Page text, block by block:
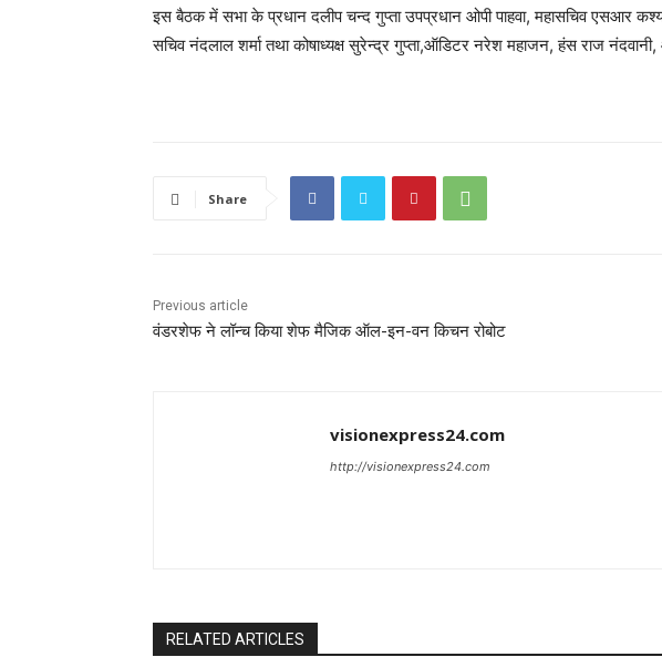
इस बैठक में सभा के प्रधान दलीप चन्द गुप्ता उपप्रधान ओपी पाहवा, महासचिव एसआर
सचिव नंदलाल शर्मा तथा कोषाध्यक्ष सुरेन्द्र गुप्ता,ऑडिटर नरेश महाजन, हंस राज
Share
Previous article
वंडरशेफ ने लॉन्च किया शेफ मैजिक ऑल-इन-वन किचन रोबोट
visionexpress24.com
http://visionexpress24.com
RELATED ARTICLES